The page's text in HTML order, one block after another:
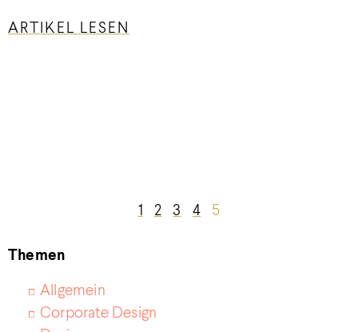
ARTIKEL LESEN
1 2 3 4 5
Themen
Allgemein
Corporate Design